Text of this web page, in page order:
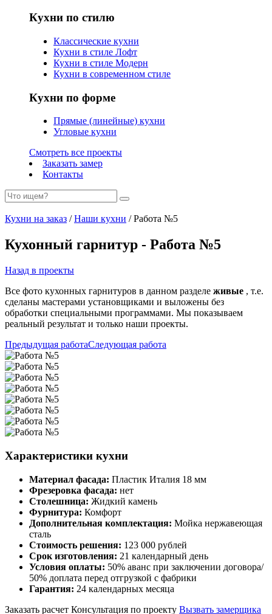
Кухни по стилю
Классические кухни
Кухни в стиле Лофт
Кухни в стиле Модерн
Кухни в современном стиле
Кухни по форме
Прямые (линейные) кухни
Угловые кухни
Смотреть все проекты
Заказать замер
Контакты
Кухни на заказ /Наши кухни / Работа №5
Кухонный гарнитур - Работа №5
Назад в проекты
Все фото кухонных гарнитуров в данном разделе живые , т.е.
сделаны мастерами установщиками и выложены без
обработки специальными программами. Мы показываем
реальный результат и только наши проекты.
Предыдущая работаСледующая работа
Характеристики кухни
Материал фасада: Пластик Италия 18 мм
Фрезеровка фасада: нет
Столешница: Жидкий камень
Фурнитура: Комфорт
Дополнительная комплектация: Мойка нержавеющая
сталь
Стоимость решения: 123 000 рублей
Срок изготовления: 21 календарный день
Условия оплаты: 50% аванс при заключении договора/
50% доплата перед отгрузкой с фабрики
Гарантия: 24 календарных месяца
Заказать расчет Консультация по проекту Вызвать замерщика